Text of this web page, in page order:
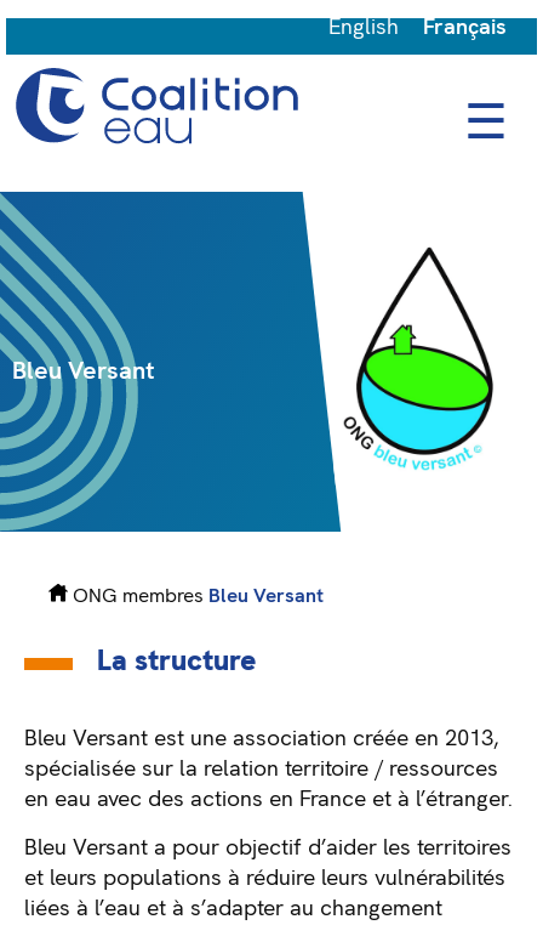
☰
Bleu Versant
ONG membres Bleu Versant
La structure
Bleu Versant est une association créée en 2013,
spécialisée sur la relation territoire / ressources
en eau avec des actions en France et à l’étranger.
Bleu Versant a pour objectif d’aider les territoires
et leurs populations à réduire leurs vulnérabilités
liées à l’eau et à s’adapter au changement
English Français